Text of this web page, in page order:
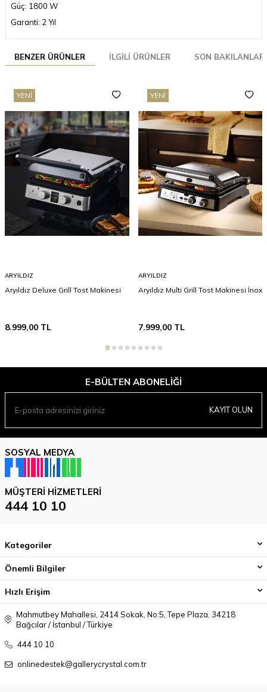
Güç: 1800 W
Garanti: 2 Yıl
BENZER ÜRÜNLER İLGILI ÜRÜNLER SON BAKILANLAR
YENI
ARYILDIZ
Aryıldız Deluxe Grill Tost Makinesi
8.999,00 TL
YENI
ARYILDIZ
Aryıldız Multi Grill Tost Makinesi İnox
7.999,00TL
E-BÜLTEN ABONELIĞI
KAYIT OLUN
SOSYAL MEDYA
MÜŞTERI HIZMETLERI
444 10 10
Kategoriler
Önemli Bilgiler
Hızlı Erişim
Mahmutbey Mahallesi, 2414 Sokak, No:5, Tepe Plaza, 34218
Bağcılar / İstanbul / Türkiye
444 10 10
onlinedestek@gallerycrystal.com.tr